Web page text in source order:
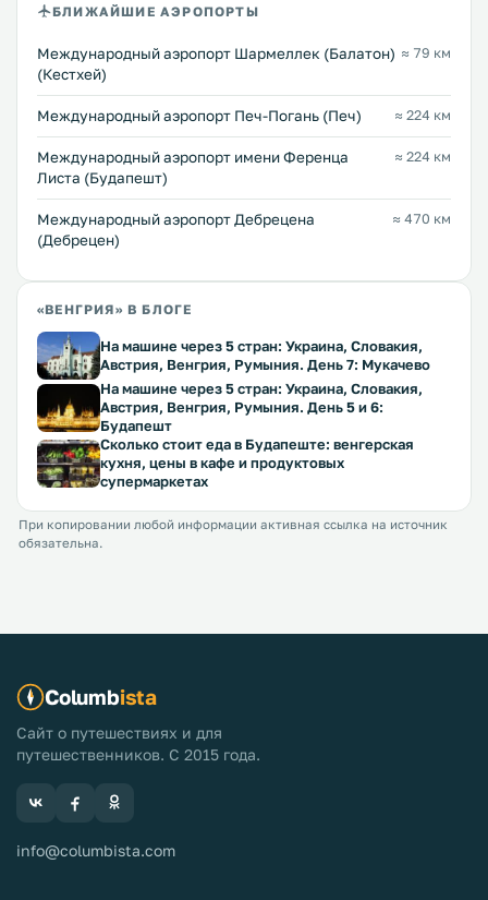
БЛИЖАЙШИЕ АЭРОПОРТЫ
Международный аэропорт Шармеллек (Балатон)
(Кестхей)
≈ 79 км
Международный аэропорт Печ-Погань (Печ) ≈ 224 км
Международный аэропорт имени Ференца
Листа (Будапешт)
≈ 224 км
Международный аэропорт Дебрецена
(Дебрецен)
≈ 470 км
«ВЕНГРИЯ» В БЛОГЕ
На машине через 5 стран: Украина, Словакия,
Австрия, Венгрия, Румыния. День 7: Мукачево
На машине через 5 стран: Украина, Словакия,
Австрия, Венгрия, Румыния. День 5 и 6:
Будапешт
Сколько стоит еда в Будапеште: венгерская
кухня, цены в кафе и продуктовых
супермаркетах
При копировании любой информации активная ссылка на источник
обязательна.
Columbista
Сайт о путешествиях и для
путешественников. С 2015 года.
info@columbista.com